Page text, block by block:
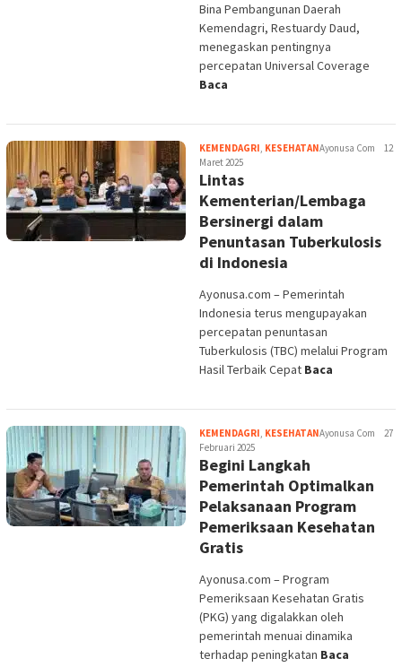
Kementerian/Lembaga
Bersinergi dalam
Penuntasan Tuberkulosis
di Indonesia
percepatan penuntasan
Tuberkulosis (TBC) melalui Program
Hasil Terbaik Cepat Baca
KEMENDAGRI KESEHATAN
Februari 2025
Begini Langkah
Pemerintah Optimalkan
Pelaksanaan Program
Pemeriksaan Kesehatan
Gratis
(PKG) yang digalakkan oleh
pemerintah menuai dinamika
terhadap peningkatan Baca
BERITA,
Ayonusa
Komite III DPD bersama
Wamenkes Bahas Masalah
Pelayanan dan Tenaga
Kesehatan, Stunting
hingga BPJS